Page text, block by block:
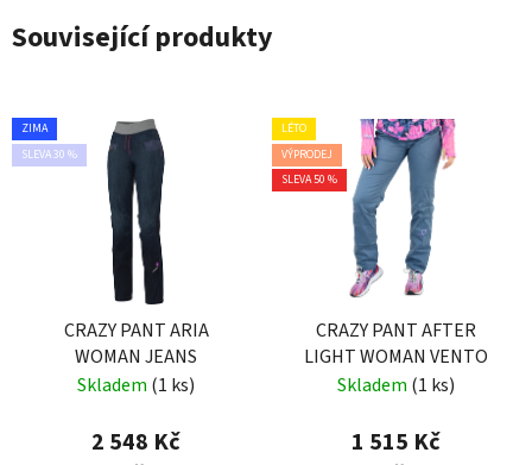
Související produkty
ZIMA
SLEVA 30 %
CRAZY PANT ARIA
WOMAN JEANS
Skladem (1 ks)
2 548 Kč
LÉTO
VÝPRODEJ
SLEVA 50 %
CRAZY PANT AFTER
LIGHT WOMAN VENTO
Skladem (1 ks)
1 515 Kč